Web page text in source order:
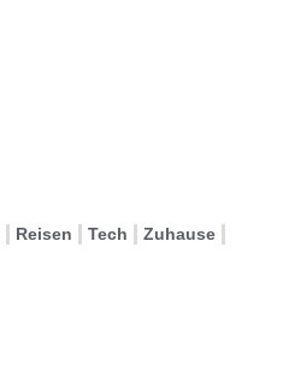
Reisen Tech Zuhause